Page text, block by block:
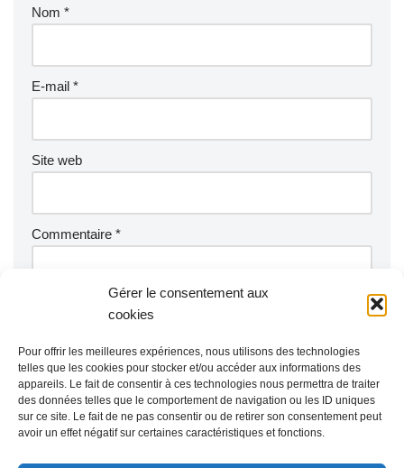
Gérer le consentement aux
cookies
Pour offrir les meilleures expériences, nous utilisons des technologies
telles que les cookies pour stocker et/ou accéder aux informations des
appareils. Le fait de consentir à ces technologies nous permettra de traiter
des données telles que le comportement de navigation ou les ID uniques
sur ce site. Le fait de ne pas consentir ou de retirer son consentement peut
avoir un effet négatif sur certaines caractéristiques et fonctions.
Nom *
E-mail *
Site web
Commentaire *